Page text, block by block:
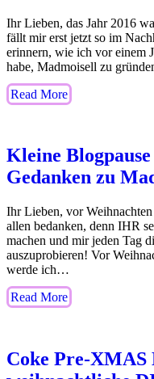
Ihr Lieben, das Jahr 2016
fällt mir erst jetzt so im
erinnern, wie ich vor einem
habe, Madmoisell zu
Read More
Kleine
Gedanken zu
Ihr Lieben, vor
allen bedanken, denn IHR
machen und mir jeden Tag
auszuprobieren! Vor
werde ich…
Read More
Coke Pre-XMAS